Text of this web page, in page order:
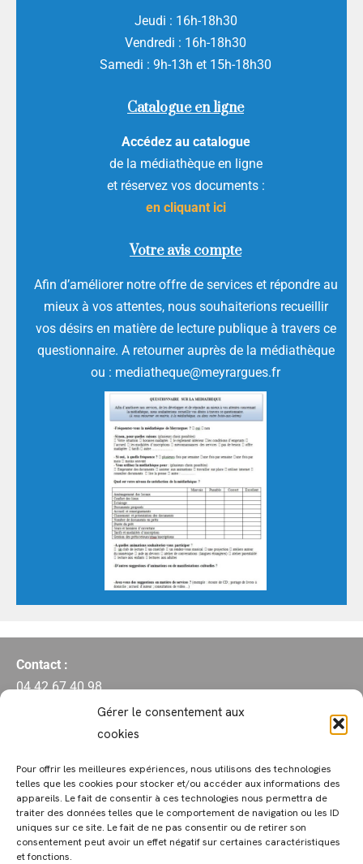
Gérer le consentement aux
cookies
Pour offrir les meilleures expériences, nous utilisons des technologies
telles que les cookies pour stocker et/ou accéder aux informations des
appareils. Le fait de consentir à ces technologies nous permettra de
traiter des données telles que le comportement de navigation ou les ID
uniques sur ce site. Le fait de ne pas consentir ou de retirer son
consentement peut avoir un effet négatif sur certaines caractéristiques
et fonctions.
Jeudi : 16h-18h30
Vendredi : 16h-18h30
Samedi : 9h-13h et 15h-18h30
Catalogue en ligne
Accédez au catalogue
de la médiathèque en ligne
et réservez vos documents :
en cliquant ici
Votre avis compte
Afin d’améliorer notre offre de services et répondre au
mieux à vos attentes, nous souhaiterions recueillir
vos désirs en matière de lecture publique à travers ce
questionnaire. A retourner auprès de la médiathèque
ou : mediatheque@meyrargues.fr
Contact :
04 42 67 40 98
mediatheque@meyrargues.fr
17, cours des Alpes
Horaires d’accueil du public :
Mardi : 16h-19h
Mercredi : 9h-13h et 14h-18h